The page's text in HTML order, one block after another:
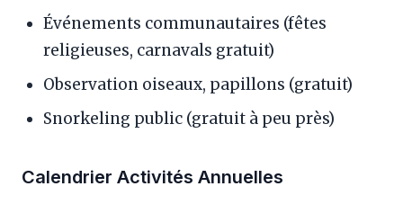
Événements communautaires (fêtes
religieuses, carnavals gratuit)
Observation oiseaux, papillons (gratuit)
Snorkeling public (gratuit à peu près)
Calendrier Activités Annuelles